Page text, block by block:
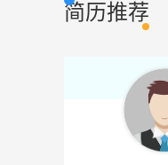
简历推荐